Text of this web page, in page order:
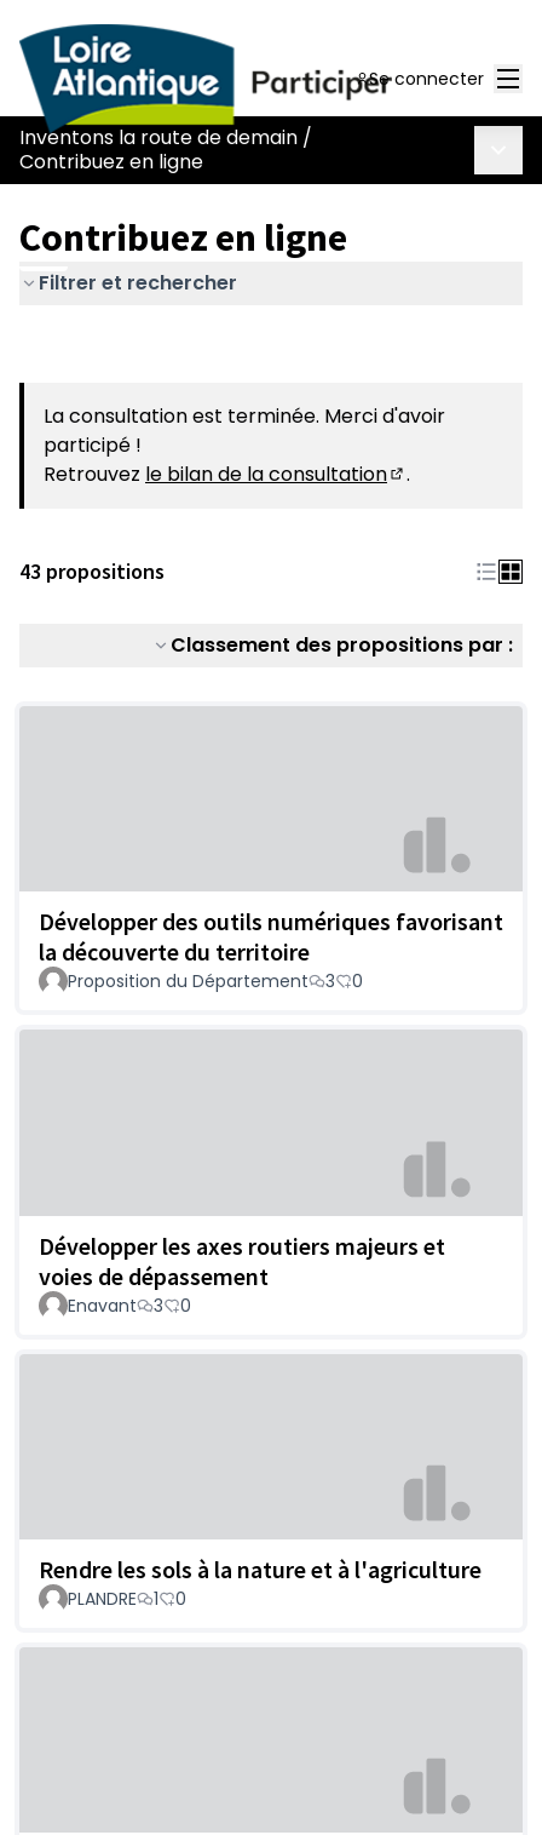
Se connecter
Inventons la route de demain /
Contribuez en ligne
Contribuez en ligne
Filtrer et rechercher
La consultation est terminée. Merci d'avoir
participé !
Retrouvez le bilan de la consultation .
43 propositions
Classement des propositions par :
Développer des outils numériques favorisant
la découverte du territoire
Proposition du Département 3 0
Développer les axes routiers majeurs et
voies de dépassement
Enavant 3 0
Rendre les sols à la nature et à l'agriculture
PLANDRE 1 0